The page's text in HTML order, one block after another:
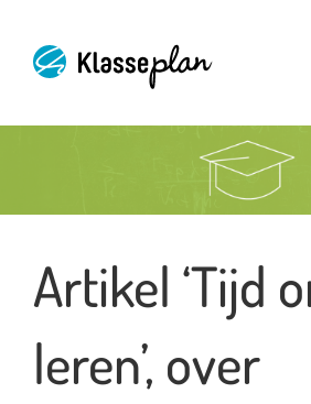
inhoud
Artikel ‘Tijd
leren’, over